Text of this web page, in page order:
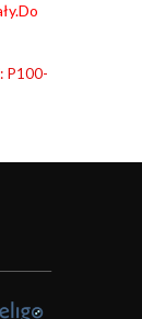
P100-